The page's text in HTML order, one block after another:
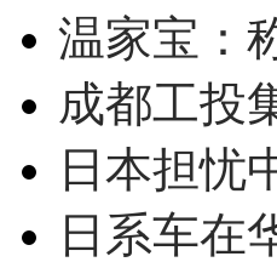
温家宝：
成都工投
日本担忧
日系车在